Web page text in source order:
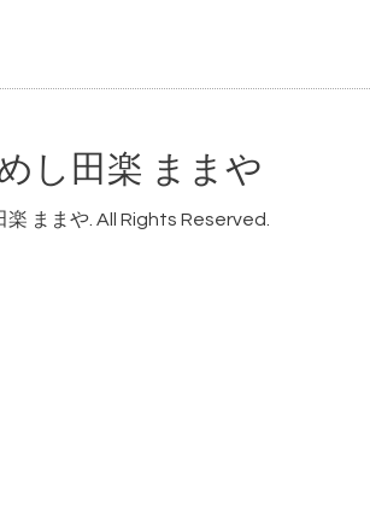
し田楽 ままや
楽 ままや. All Rights Reserved.